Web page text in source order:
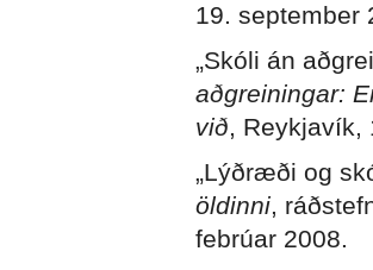
19. september
„Skóli án
aðgreiningar:
við, Reykjavík,
„Lýðræði og
öldinni,
febrúar 2008.